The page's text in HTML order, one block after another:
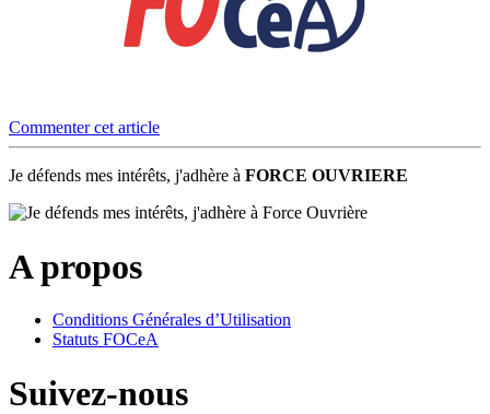
Commenter cet article
Je défends mes intérêts, j'adhère à FORCE OUVRIERE
A propos
Conditions Générales d’Utilisation
Statuts FOCeA
Suivez-nous